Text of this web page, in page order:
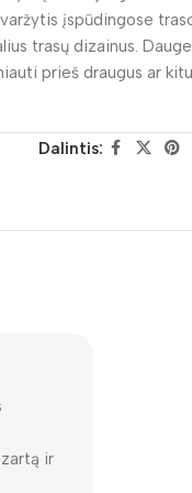
įspūdingose
trasų dizainus.
prieš draugus ar
Dalintis:
ir